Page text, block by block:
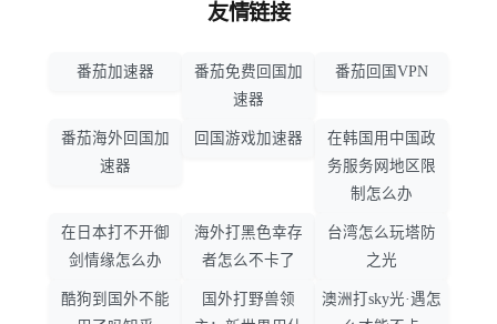
友情链接
番茄加速器
番茄免费回国加
速器
番茄回国VPN
番茄海外回国加
速器
回国游戏加速器
在韩国用中国政
务服务网地区限
制怎么办
在日本打不开御
剑情缘怎么办
海外打黑色幸存
者怎么不卡了
台湾怎么玩塔防
之光
酷狗到国外不能
国外打野兽领
澳洲打sky光·遇怎